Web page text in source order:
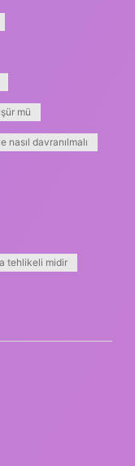
mü
nasıl davranılmalı
tehlikeli midir